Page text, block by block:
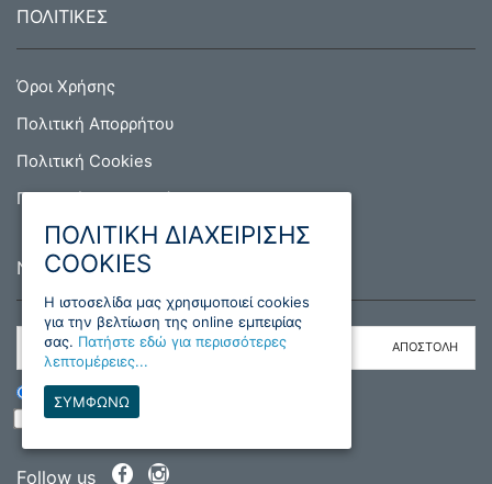
ΠΟΛΙΤΙΚΕΣ
Όροι Χρήσης
Πολιτική Απορρήτου
Πολιτική Cookies
Πολιτική Επιστροφών
NEWSLETTER
ΕΓΓΡΑΦΗ
Διάβασα και συμφωνώ με τους όρους
Follow us
ΠΟΛΙΤΙΚΗ ΔΙΑΧΕΙΡΙΣΗΣ
COOKIES
H ιστοσελίδα μας χρησιμοποιεί cookies
για την βελτίωση της online εμπειρίας
σας. Πατήστε εδώ για περισσότερες
λεπτομέρειες...
ΣΥΜΦΩΝΩ